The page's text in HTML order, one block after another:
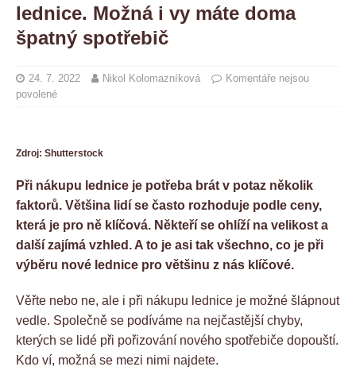
lednice. Možná i vy máte doma
špatný spotřebič
24. 7. 2022 Nikol Kolomazníková
Komentáře nejsou
povolené
Zdroj: Shutterstock
Při nákupu lednice je potřeba brát v potaz několik
faktorů. Většina lidí se často rozhoduje podle ceny,
která je pro ně klíčová. Někteří se ohlíží na velikost a
další zajímá vzhled. A to je asi tak všechno, co je při
výběru nové lednice pro většinu z nás klíčové.
Věřte nebo ne, ale i při nákupu lednice je možné šlápnout
vedle. Společně se podíváme na nejčastější chyby,
kterých se lidé při pořizování nového spotřebiče dopouští.
Kdo ví, možná se mezi nimi najdete.